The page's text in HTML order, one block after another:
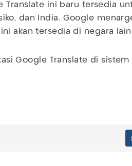
Translate ini baru tersedia
dan India. Google
akan tersedia di negara lain
Google Translate di sistem